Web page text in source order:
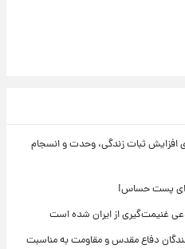
افزایش ثبات زندگی، وحدت و انسجام
برای پست حساس!
غنیمت‌گیری از ایران شده است
دفاع مقدس و مقاومت به مناسبت